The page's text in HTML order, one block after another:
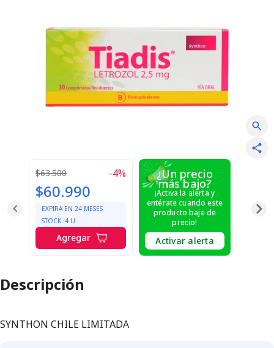
$63.500 -4%
$60.990
EXPIRA EN 24 MESES
STOCK: 4 U.
Agregar
¿Un precio
más bajo?
¡Activa la alerta y
entérate cuando este
producto baje de
precio!
Activar alerta
Descripción
SYNTHON CHILE LIMITADA